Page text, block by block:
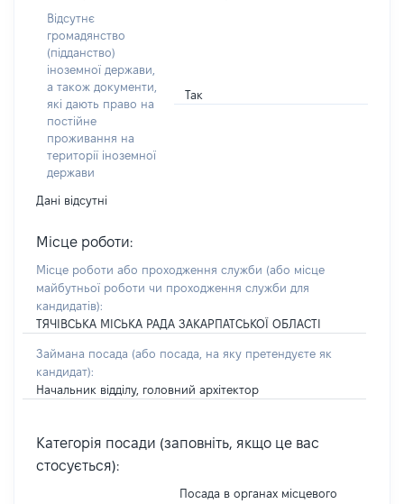
Відсутнє
громадянство
(підданство)
іноземної держави,
а також документи,
які дають право на
постійне
проживання на
території іноземної
держави
Так
Дані відсутні
Місце роботи:
Місце роботи або проходження служби (або місце
майбутньої роботи чи проходження служби для
кандидатів):
ТЯЧІВСЬКА МІСЬКА РАДА ЗАКАРПАТСЬКОЇ ОБЛАСТІ
Займана посада (або посада, на яку претендуєте як
кандидат):
Начальник відділу, головний архітектор
Категорія посади (заповніть, якщо це вас
стосується):
Посада в органах місцевого